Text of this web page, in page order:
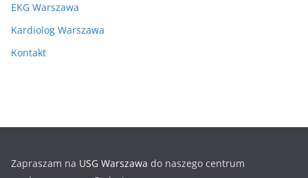
EKG Warszawa
Kardiolog Warszawa
Kontakt
Zapraszam na USG Warszawa do naszego centrum